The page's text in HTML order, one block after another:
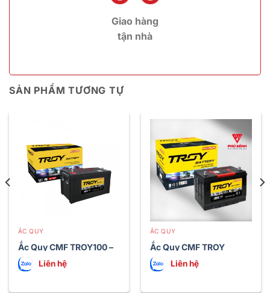
Giao hàng
tận nhà
SẢN PHẨM TƯƠNG TỰ
ẮC QUY
Ắc Quy CMF TROY100 –
115E41 (100 Ah)
Liên hệ
ẮC QUY
Ắc Quy CMF TROY
105D31 L/R (90AH)
Liên hệ